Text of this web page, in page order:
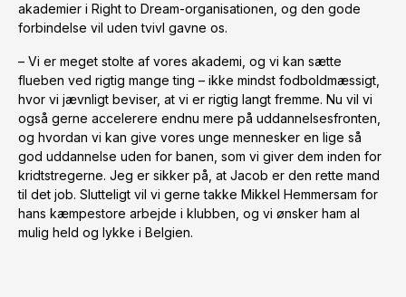
akademier i Right to Dream-organisationen, og den gode
forbindelse vil uden tvivl gavne os.
– Vi er meget stolte af vores akademi, og vi kan sætte
flueben ved rigtig mange ting – ikke mindst fodboldmæssigt,
hvor vi jævnligt beviser, at vi er rigtig langt fremme. Nu vil vi
også gerne accelerere endnu mere på uddannelsesfronten,
og hvordan vi kan give vores unge mennesker en lige så
god uddannelse uden for banen, som vi giver dem inden for
kridtstregerne. Jeg er sikker på, at Jacob er den rette mand
til det job. Slutteligt vil vi gerne takke Mikkel Hemmersam for
hans kæmpestore arbejde i klubben, og vi ønsker ham al
mulig held og lykke i Belgien.